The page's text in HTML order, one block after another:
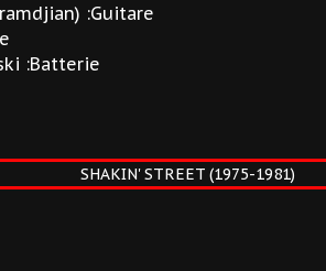
:Guitare
:Batterie